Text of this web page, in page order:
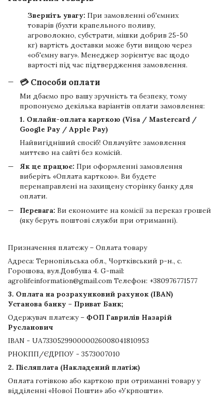
Зверніть увагу: При замовленні об'ємних
товарів (бухти крапельного поливу,
агроволокно, субстрати, мішки добрив 25-50
кг) вартість доставки може бути вищою через
«об'ємну вагу». Менеджер зорієнтує вас щодо
вартості під час підтвердження замовлення.
💳 Способи оплати
Ми дбаємо про вашу зручність та безпеку, тому
пропонуємо декілька варіантів оплати замовлення:
1. Онлайн-оплата карткою (Visa / Mastercard /
Google Pay / Apple Pay)
Найвигідніший спосіб! Оплачуйте замовлення
миттєво на сайті без комісій.
Як це працює: При оформленні замовлення
виберіть «Оплата карткою». Ви будете
перенаправлені на захищену сторінку банку для
оплати.
Перевага: Ви економите на комісії за переказ грошей
(яку беруть поштові служби при отриманні).
Призначення платежу – Оплата товару
Адреса: Тернопільська обл., Чортківський р-н., с.
Горошова, вул.Довбуша 4. G-mail:
agrolifeinformation@gmail.com Телефон: +380976771577
3. Оплата на розрахунковий рахунок (IBAN)
Установа банку – Приват Банк;
Одержувач платежу – ФОП Гаврилів Назарій
Русланович
IBAN - UA733052990000026008041810953
РНОКПП/ЄДРПОУ - 3573007010
2. Післяплата (Накладений платіж)
Оплата готівкою або карткою при отриманні товару у
відділенні «Нової Пошти» або «Укрпошти».